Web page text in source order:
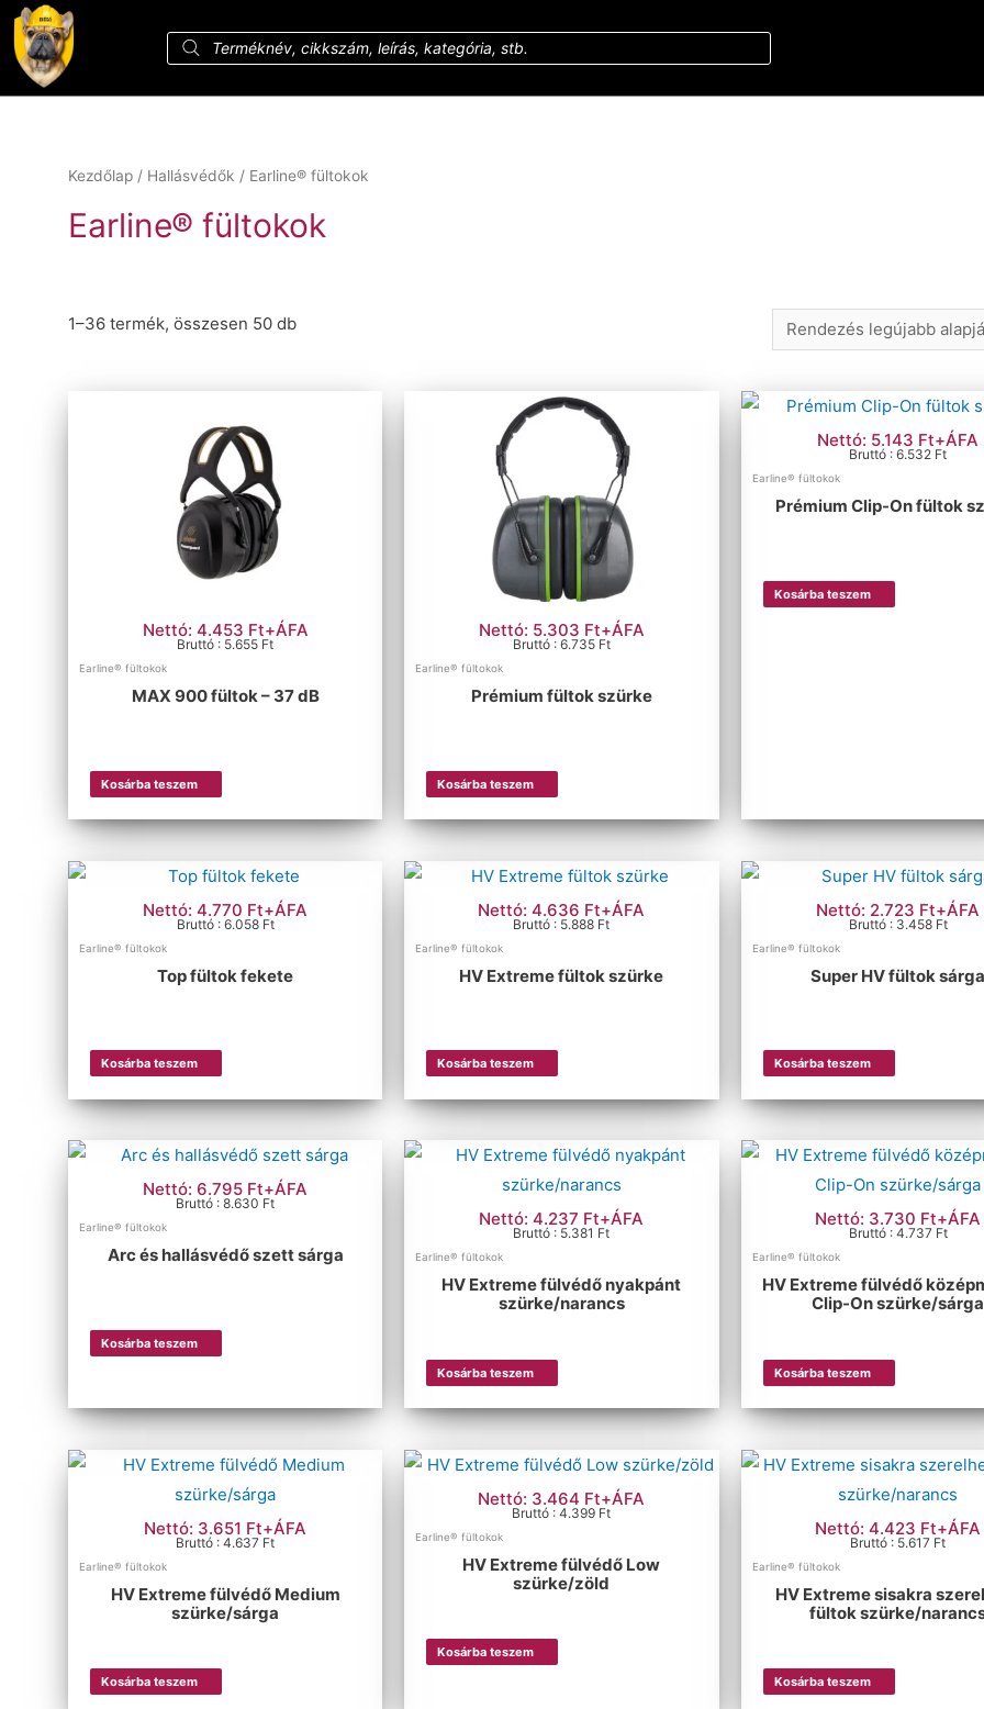
Kezdőlap / Hallásvédők / Earline® fültokok
Earline® fültokok
Méret szerinti szűrés
1–36 termék, összesen 50 db
Nettó: 4.453 Ft+ÁFA
Bruttó : 5.655 Ft
Earline® fültokok
MAX 900 fültok – 37 dB
Kosárba teszem
Nettó: 5.303 Ft+ÁFA
Bruttó : 6.735 Ft
Earline® fültokok
Prémium fültok szürke
Kosárba teszem
Nettó: 5.143 Ft+ÁFA
Bruttó : 6.532 Ft
Earline® fültokok
Prémium Clip-On fültok
Kosárba teszem
Nettó: 4.770 Ft+ÁFA
Bruttó : 6.058 Ft
Earline® fültokok
Top fültok fekete
Kosárba teszem
Nettó: 4.636 Ft+ÁFA
Bruttó : 5.888 Ft
Earline® fültokok
HV Extreme fültok szürke
Kosárba teszem
Nettó: 2.723 Ft+ÁFA
Bruttó : 3.458 Ft
Earline® fültokok
Super HV fültok
Kosárba teszem
Nettó: 6.795 Ft+ÁFA
Bruttó : 8.630 Ft
Earline® fültokok
Arc és hallásvédő szett sárga
Kosárba teszem
Nettó: 4.237 Ft+ÁFA
Bruttó : 5.381 Ft
Earline® fültokok
HV Extreme fülvédő nyakpánt
szürke/narancs
Kosárba teszem
Nettó: 3.730 Ft+ÁFA
Bruttó : 4.737 Ft
Earline® fültokok
HV Extreme fülvédő
Clip-On szürke/sárga
Kosárba teszem
Nettó: 3.651 Ft+ÁFA
Bruttó : 4.637 Ft
Earline® fültokok
HV Extreme fülvédő Medium
szürke/sárga
Kosárba teszem
Nettó: 3.464 Ft+ÁFA
Bruttó : 4.399 Ft
Earline® fültokok
HV Extreme fülvédő Low
szürke/zöld
Kosárba teszem
Nettó: 4.423 Ft+ÁFA
Bruttó : 5.617 Ft
Earline® fültokok
HV Extreme sisakra
fültok szürke/
Kosárba teszem